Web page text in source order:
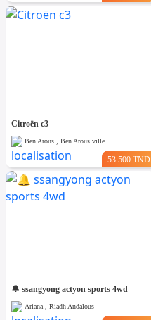
Citroën c3
Ben Arous , Ben Arous ville
53.500 TND
🔔 ssangyong actyon sports 4wd
Ariana , Riadh Andalous